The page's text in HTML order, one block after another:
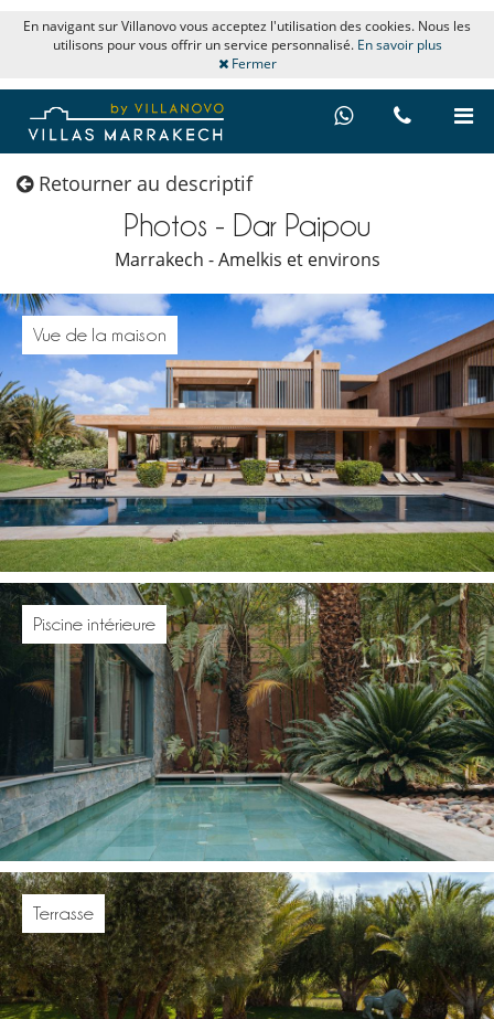
En navigant sur Villanovo vous acceptez l'utilisation des cookies. Nous les
utilisons pour vous offrir un service personnalisé. En savoir plus
Fermer
Retourner au descriptif
Photos - Dar Paipou
Marrakech - Amelkis et environs
Vue de la maison
Piscine intérieure
Terrasse